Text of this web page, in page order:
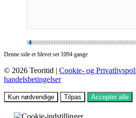
Denne side er blevet set 1094 gange
© 2026 Teoritid | Cookie- og
handelsbetingelser
Kun nødvendige Tilpas Accepter alle